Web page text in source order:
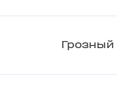
Грозный